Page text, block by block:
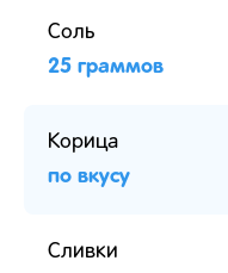
Соль
25 граммов
Корица
по вкусу
Сливки